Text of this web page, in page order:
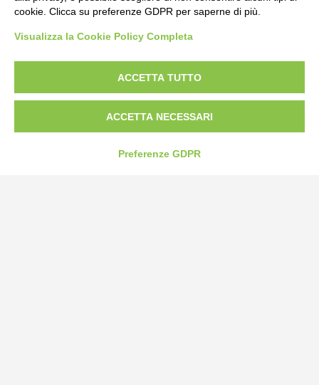
Bogliano Srl
Strada Statale 231 Alba-Bra
Fax: 0172-487399
info@bogliano.it
cookie. Clicca su preferenze GDPR per saperne di più.
Visualizza la Cookie Policy Completa
ACCETTA TUTTO
ACCETTA NECESSARI
Preferenze GDPR